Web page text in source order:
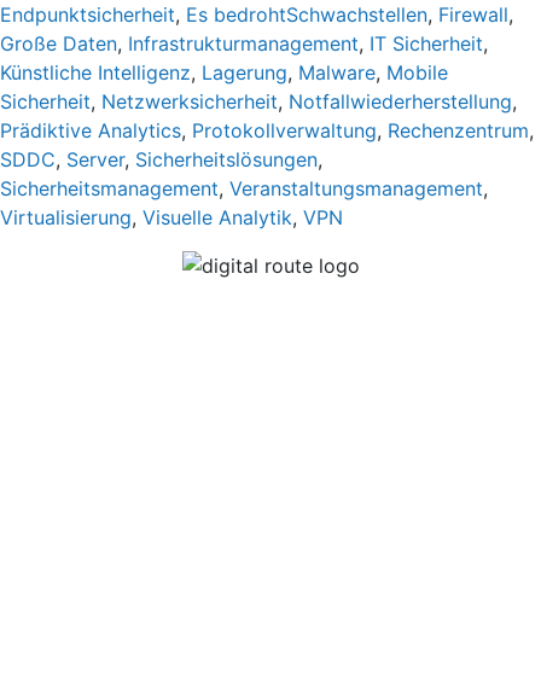
Endpunktsicherheit, Es bedrohtSchwachstellen, Firewall,
Große Daten, Infrastrukturmanagement, IT Sicherheit,
Künstliche Intelligenz, Lagerung, Malware, Mobile
Sicherheit, Netzwerksicherheit, Notfallwiederherstellung,
Prädiktive Analytics, Protokollverwaltung, Rechenzentrum,
SDDC, Server, Sicherheitslösungen,
Sicherheitsmanagement, Veranstaltungsmanagement,
Virtualisierung, Visuelle Analytik, VPN